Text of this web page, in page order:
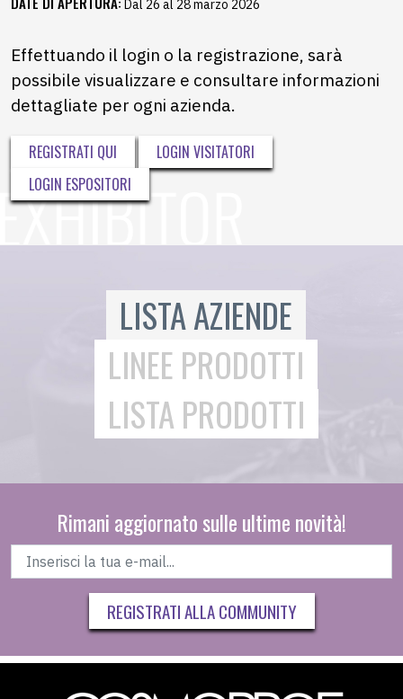
Dal 26 al 28 marzo 2026
Effettuando il login o la registrazione, sarà
possibile visualizzare e consultare informazioni
dettagliate per ogni azienda.
REGISTRATI QUI
LOGIN VISITATORI
LOGIN ESPOSITORI
LISTA AZIENDE
LINEE PRODOTTI
LISTA PRODOTTI
Rimani aggiornato sulle ultime novità!
REGISTRATI ALLA COMMUNITY